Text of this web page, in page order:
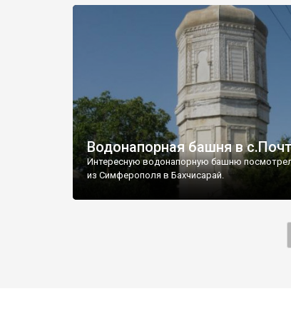
Водонапорная башня в
Интересную водонапорную башню
из Симферополя в Бахчисарай.